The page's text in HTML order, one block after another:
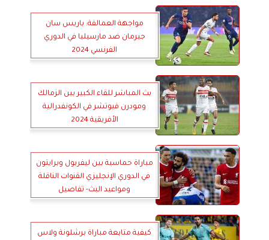
مواجهة العمالقة: باريس سان
جيرمان ضد مارسيليا في الدوري
الفرنسي 2024
بث المباشر للقاء الكبير بين الزمالك
ومودرن فيوتشر في الكونفدرالية
الأفريقية 2024
مباراة حماسية بين ليفربول وبرايتون
في الدوري الإنجليزي القنوات الناقلة
ومواعيد البث- تفاصيل
كيفية متابعة مباراة برشلونة ولاس